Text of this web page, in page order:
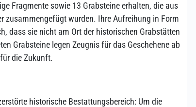
Fragmente sowie 13 Grabsteine erhalten, die aus
zusammengefügt wurden. Ihre Aufreihung in Form
dass sie nicht am Ort der historischen Grabstätten
Grabsteine legen Zeugnis für das Geschehene ab
die Zukunft.
historische Bestattungsbereich: Um die